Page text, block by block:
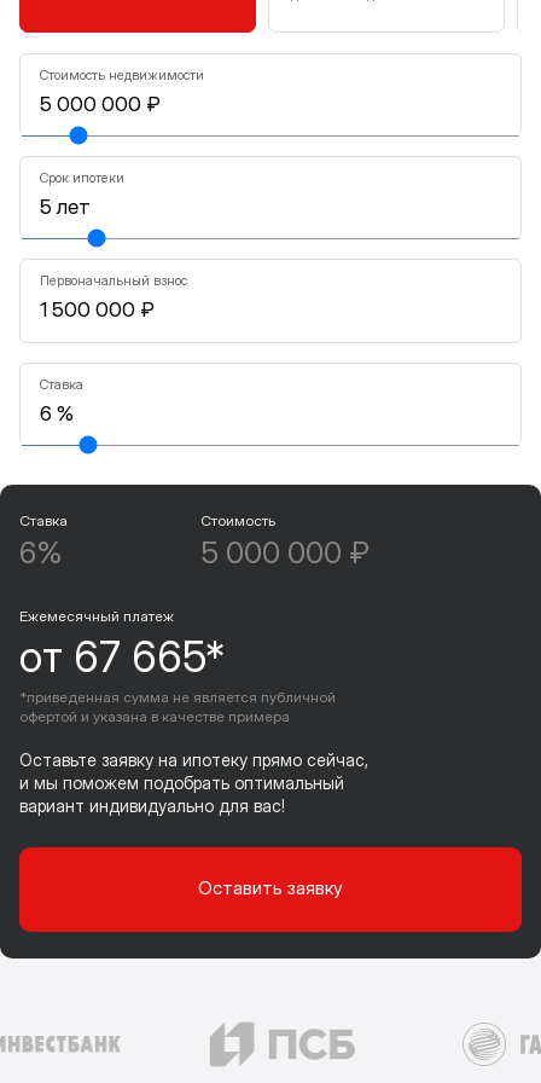
Стоимость недвижимости
Срок ипотеки
Первоначальный взнос
Ставка
Ставка
6%
Стоимость
5 000 000 ₽
Ежемесячный платеж
от 67 665*
*приведенная сумма не является публичной
офертой и указана в качестве примера
Оставьте заявку на ипотеку прямо сейчас,
и мы поможем подобрать оптимальный
вариант индивидуально для вас!
Оставить заявку